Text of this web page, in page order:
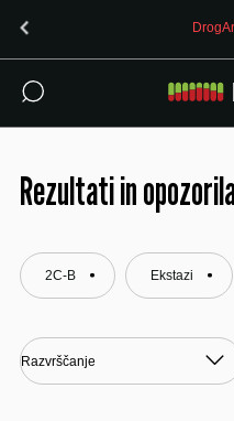
OPOZORILO (24.7.2026):
Rezultati in
2C-B Ekstazi